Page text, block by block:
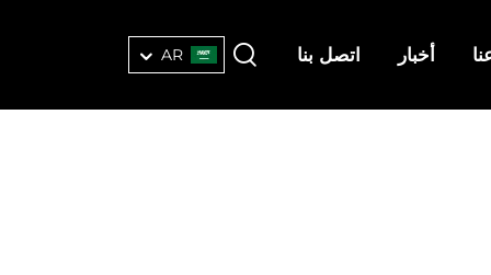
أخبار اتصل بنا AR